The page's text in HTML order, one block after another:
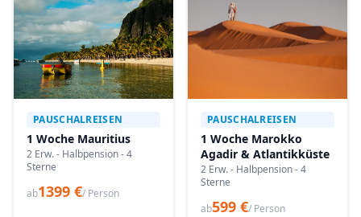
PAUSCHALREISEN
1 Woche Mauritius
2 Erw. - Halbpension - 4
Sterne
ab1399 €/ Person
PAUSCHALREISEN
1 Woche Marokko
Agadir & Atlantikküste
2 Erw. - Halbpension - 4
Sterne
ab599 €/ Person